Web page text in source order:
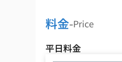
料金-Price
平日料金